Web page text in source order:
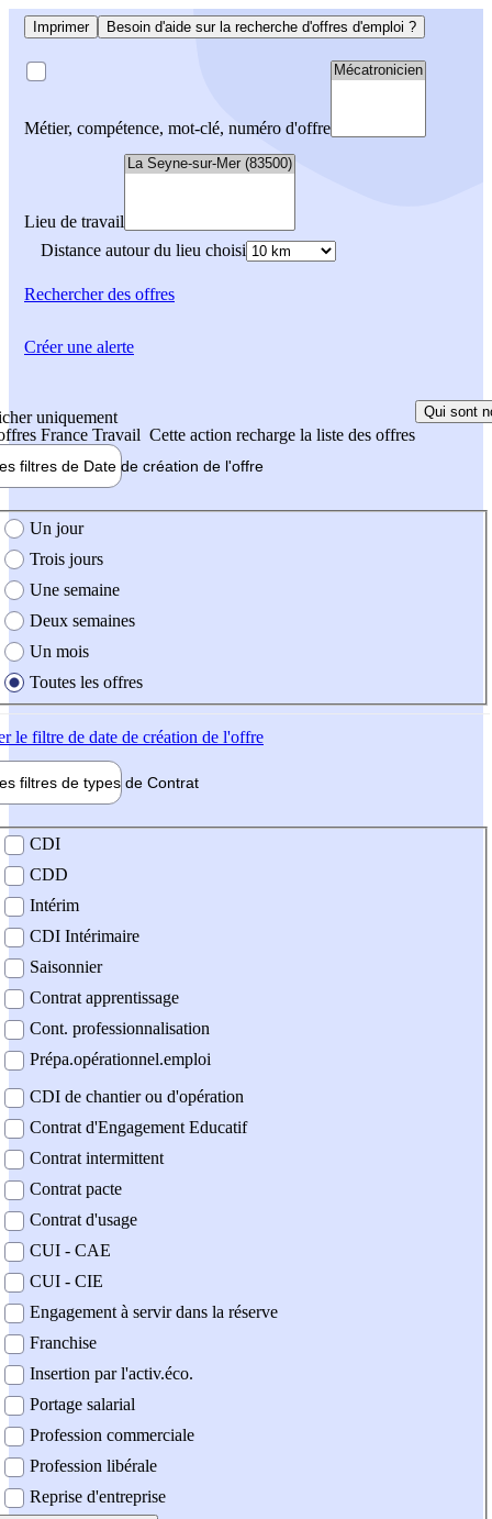
Imprimer Besoin d'aide sur la recherche d'offres d'emploi ?
Métier, compétence, mot-clé, numéro d'offre
Lieu de travail
Distance autour du lieu choisi
Rechercherdes offres
uniquement
France Travail Cette action recharge la liste des offres
Qui sont
filtres de Date de création de l'offre
création de l'offre
Un jour
Trois jours
Une semaine
Deux semaines
Un mois
Toutes les offres
le filtre de date de création de l'offre
filtres de types de Contrat
contrat
CDI
CDD
Intérim
CDI Intérimaire
Saisonnier
Contrat apprentissage
Cont. professionnalisation
Prépa.opérationnel.emploi
CDI de chantier ou d'opération
Contrat d'Engagement Educatif
Contrat intermittent
Contrat pacte
Contrat d'usage
CUI - CAE
CUI - CIE
Engagement à servir dans la réserve
Franchise
Insertion par l'activ.éco.
Portage salarial
Profession commerciale
Profession libérale
Reprise d'entreprise
Créer une alerte